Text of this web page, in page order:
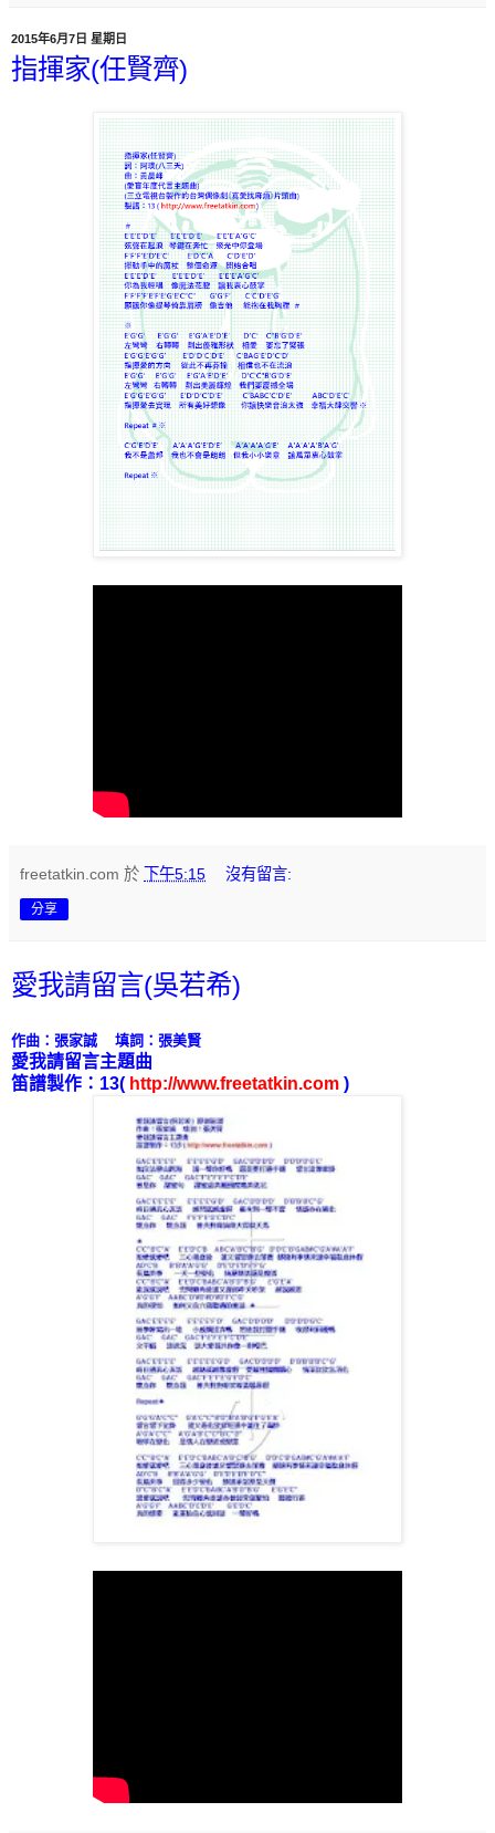
2015年6月7日 星期日
指揮家(任賢齊)
freetatkin.com 於 下午5:15 沒有留言:
分享
愛我請留言(吳若希)
作曲：張家誠 填詞：張美賢
愛我請留言主題曲
笛譜製作： 13( http://www.freetatkin.com )